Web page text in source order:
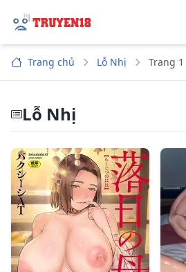
Trang chủ Lỗ Nhị Trang 1
Lỗ Nhị